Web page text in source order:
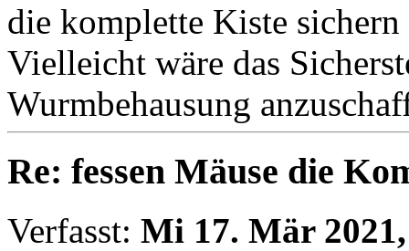
die komplette Kiste sichern
Vielleicht wäre das
Wurmbehausung
Re: fessen Mäuse die
Verfasst: Mi 17. Mär